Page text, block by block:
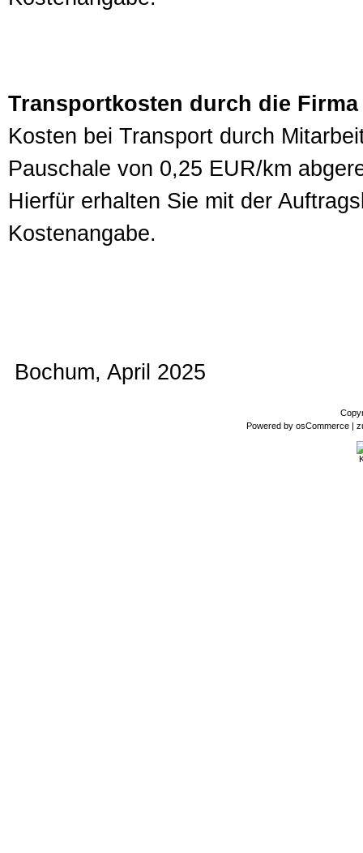
Transportkosten durch die
Kosten bei Transport durch
Pauschale von 0,25 EUR/km
Hierfür erhalten Sie mit der
Kostenangabe.
Bochum, April 2025
Powered by osCommerce |